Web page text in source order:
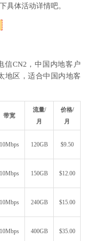
具体活动详情吧。
信CN2，中国内地客户
地区，适合中国内地客
带宽
流量/
月
价格/
月
10Mbps 120GB $9.50
10Mbps 150GB $12.00
10Mbps 240GB $15.00
10Mbps 400GB $35.00